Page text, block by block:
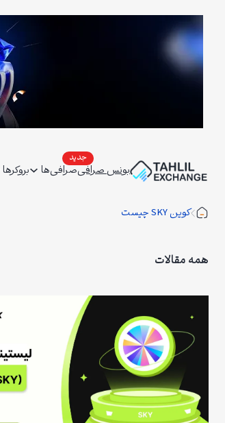
بونس صرافیصرافی‌ها بروکرها
کوین SKY چیست
همه مقالات